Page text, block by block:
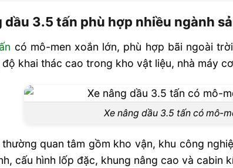
dầu 3.5 tấn phù hợp nhiều ngành
có mô-men xoắn lớn, phù hợp bãi ngoài
khai thác cao trong kho vật liệu, nhà máy
Xe nâng dầu 3.5 tấn có mô-
quan tâm gồm kho vận, khu công
cấu hình lốp đặc, khung nâng cao và cabin